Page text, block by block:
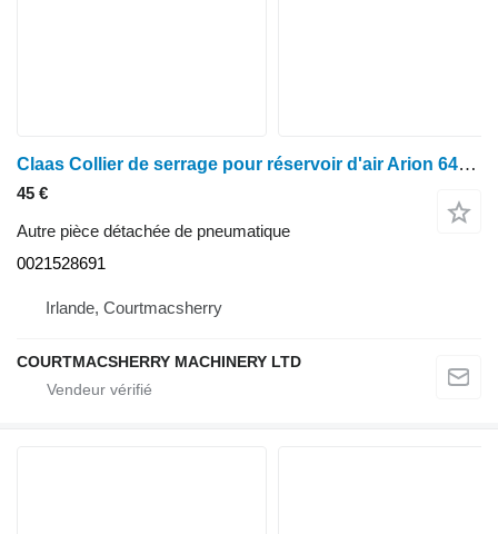
Claas Collier de serrage pour réservoir d'air Arion 640, 500, 600 0021528691 pour tracteur à roues Claas 640
45 €
Autre pièce détachée de pneumatique
0021528691
Irlande, Courtmacsherry
COURTMACSHERRY MACHINERY LTD